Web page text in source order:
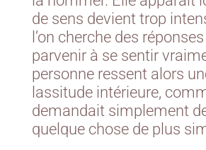
de sens devient trop
l’on cherche des
parvenir à se sentir
personne ressent alors
lassitude intérieure,
demandait simplement
quelque chose de plus